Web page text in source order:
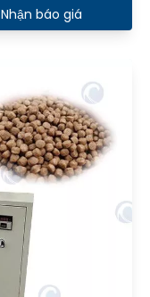
Nhận báo giá